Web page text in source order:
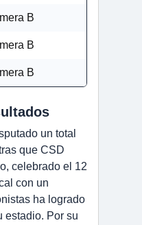
B
B
B
un total
que CSD
celebrado el 12
con un
ha logrado
estadio. Por su